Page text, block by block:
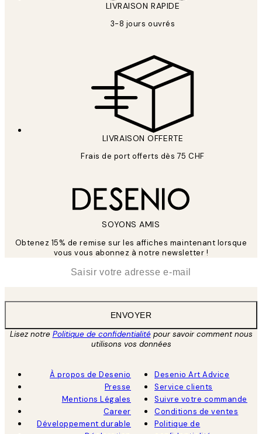
LIVRAISON RAPIDE
3-8 jours ouvrés
LIVRAISON OFFERTE
Frais de port offerts dès 75 CHF
SOYONS AMIS
Obtenez 15% de remise sur les affiches maintenant lorsque
vous vous abonnez à notre newsletter !
ENVOYER
Lisez notre Politique de confidentialitépour savoir comment nous
utilisons vos données
À propos de Desenio
Presse
Mentions Légales
Career
Développement durable
Desenio Art Advice
Service clients
Suivre votre commande
Conditions de ventes
Politique de